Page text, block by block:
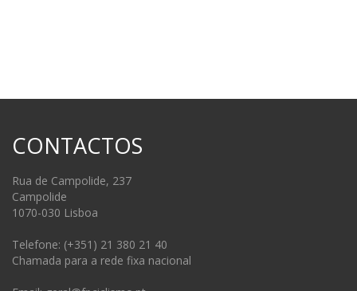
CONTACTOS
Rua de Campolide, 237
Campolide
1070-030 Lisboa
Telefone: (+351) 21 380 21 40
Chamada para a rede fixa nacional